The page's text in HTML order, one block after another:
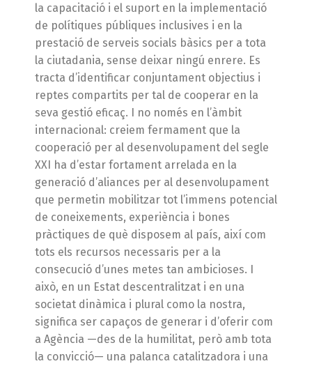
la capacitació i el suport en la implementació
de polítiques públiques inclusives i en la
prestació de serveis socials bàsics per a tota
la ciutadania, sense deixar ningú enrere. Es
tracta d’identificar conjuntament objectius i
reptes compartits per tal de cooperar en la
seva gestió eficaç. I no només en l’àmbit
internacional: creiem fermament que la
cooperació per al desenvolupament del segle
XXI ha d’estar fortament arrelada en la
generació d’aliances per al desenvolupament
que permetin mobilitzar tot l’immens potencial
de coneixements, experiència i bones
pràctiques de què disposem al país, així com
tots els recursos necessaris per a la
consecució d’unes metes tan ambicioses. I
això, en un Estat descentralitzat i en una
societat dinàmica i plural como la nostra,
significa ser capaços de generar i d’oferir com
a Agència —des de la humilitat, però amb tota
la convicció— una palanca catalitzadora i una